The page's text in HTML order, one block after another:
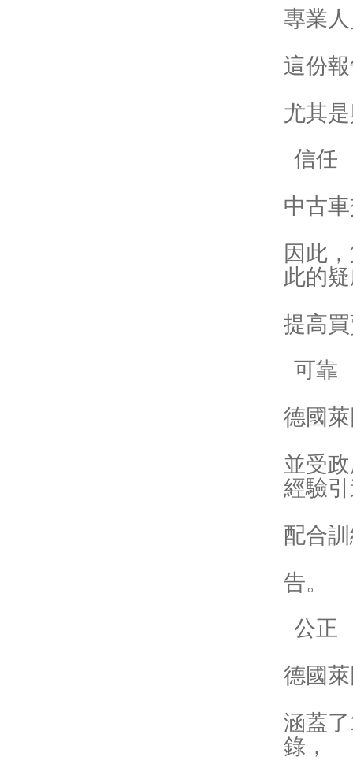
專業
這份
尤其
信任
中古
因此
此的
提高
可靠
德國
並受
經驗
配合
告。
公正
德國
涵蓋
錄，